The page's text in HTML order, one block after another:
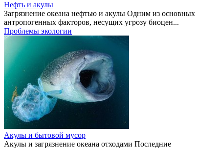
Нефть и акулы
Загрязнение океана нефтью и акулы Одним из основных
антропогенных факторов, несущих угрозу биоцен...
Проблемы экологии
Акулы и бытовой мусор
Акулы и загрязнение океана отходами Последние